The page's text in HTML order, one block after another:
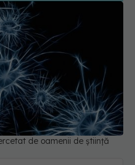
de oamenii de știință